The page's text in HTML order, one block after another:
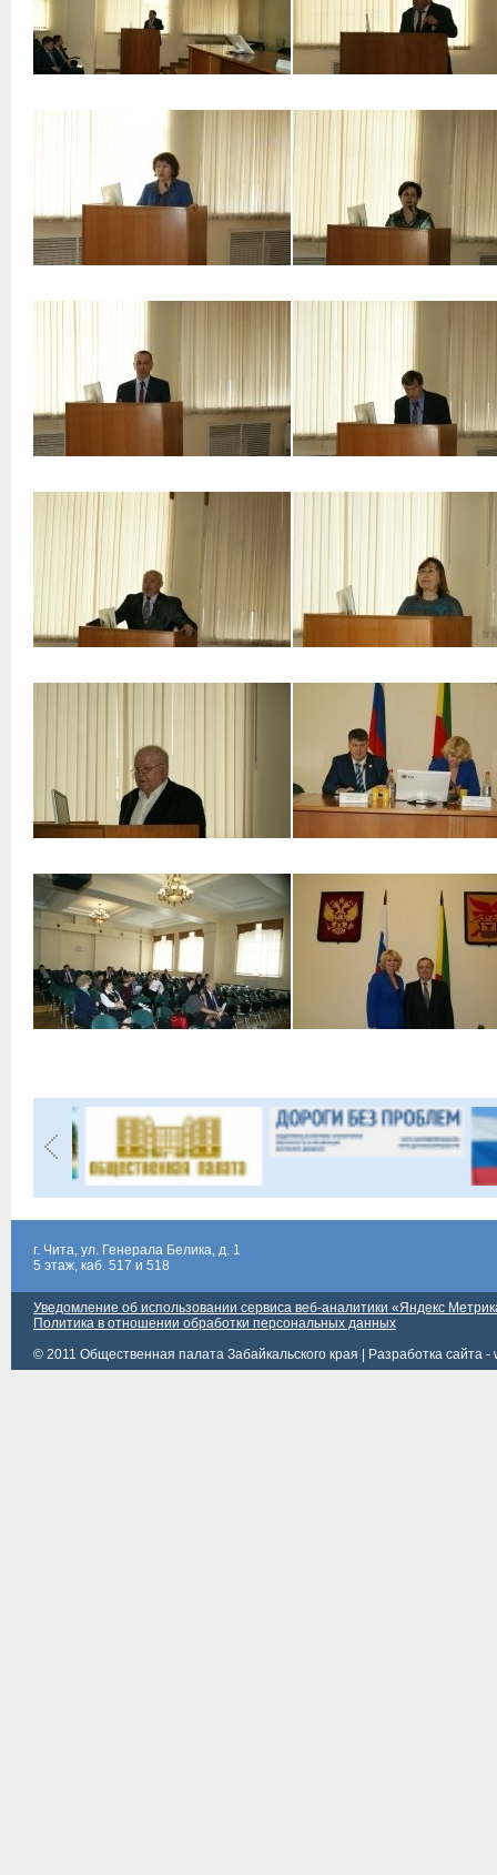
г. Чита, ул. Генерала Белика, д. 1
5 этаж, каб. 517 и 518
Уведомление об использовании сервиса веб-аналитики «Яндекс
Политика в отношении обработки персональных данных
© 2011 Общественная палата Забайкальского края |
Разработка сайта -